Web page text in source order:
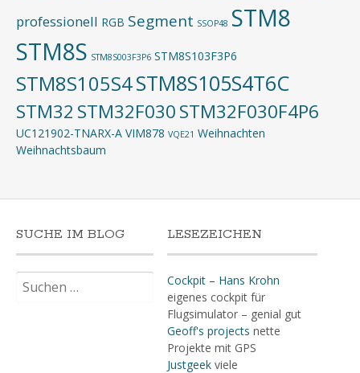
professionell RGB Segment SSOP48 STM8
STM8S STM8S003F3P6 STM8S103F3P6
STM8S105S4STM8S105S4T6C
STM32 STM32F030STM32F030F4P6
UC121902-TNARX-A VIM878 VQE21 Weihnachten
Weihnachtsbaum
SUCHE IM BLOG
nach:
LESEZEICHEN
Cockpit – Hans Krohn
eigenes cockpit für
Flugsimulator – genial gut
Geoff's projects nette
Projekte mit GPS
Justgeekviele